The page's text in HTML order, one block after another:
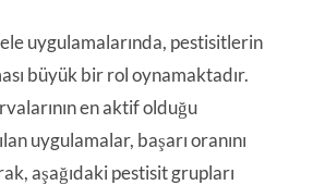
uygulamalarında, pestisitlerin
büyük bir rol oynamaktadır.
en aktif olduğu
uygulamalar, başarı oranını
aşağıdaki pestisit grupları